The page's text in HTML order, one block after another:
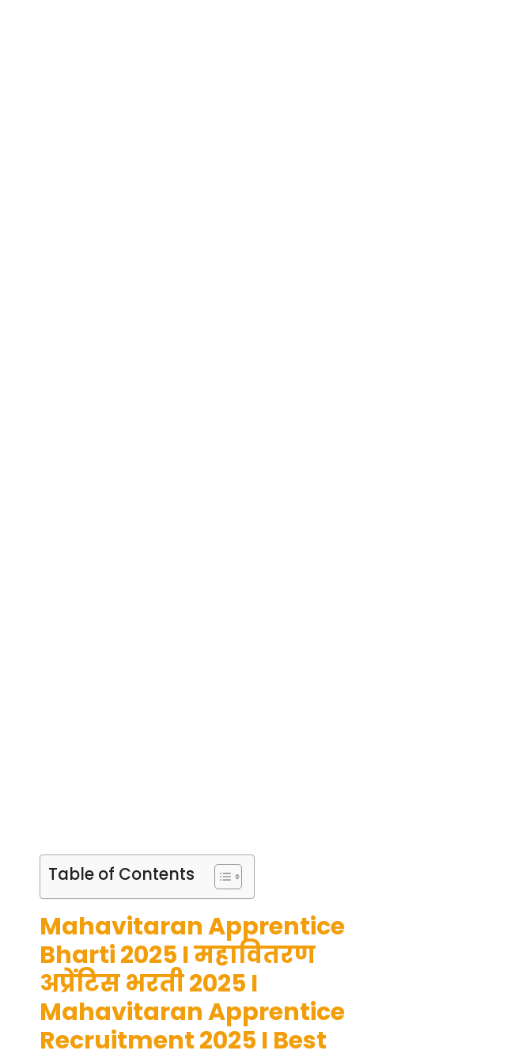
Table of Contents
Mahavitaran Apprentice
Bharti 2025 I महावितरण
अप्रेंटिस भरती 2025 I
Mahavitaran Apprentice
Recruitment 2025 I Best